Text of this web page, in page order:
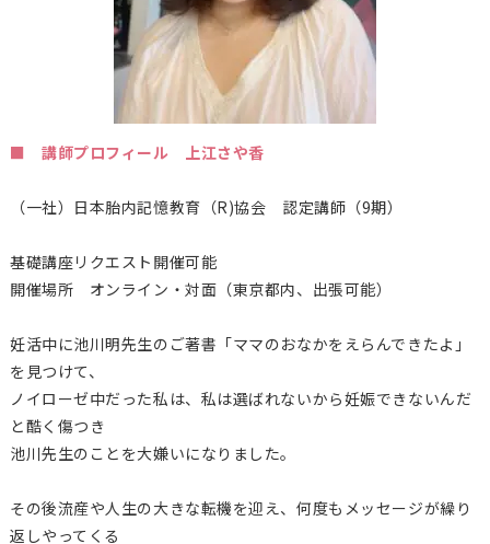
■ 講師プロフィール 上江さや香
（一社）日本胎内記憶教育（R)協会 認定講師（9期）
基礎講座リクエスト開催可能
開催場所 オンライン・対面（東京都内、出張可能）
妊活中に池川明先生のご著書「ママのおなかをえらんできたよ」
を見つけて、
ノイローゼ中だった私は、私は選ばれないから妊娠できないんだ
と酷く傷つき
池川先生のことを大嫌いになりました。
その後流産や人生の大きな転機を迎え、何度もメッセージが繰り
返しやってくる